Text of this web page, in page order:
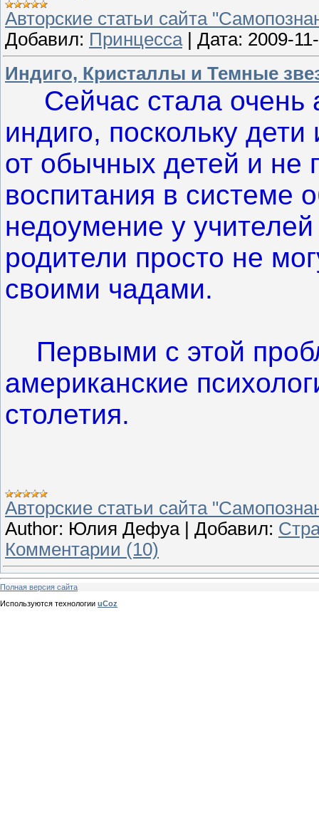
Авторские статьи сайта
Добавил: Принцесса| Дата: 2009-
Индиго, Кристаллы и Темные
Сейчас стала очень
индиго, поскольку
от обычных детей и
воспитания в системе
недоумение у
родители просто не
своими чадами.
Первыми с этой
американские
столетия.
Авторские статьи сайта
Author: Юлия Дефуа| Добавил:
Комментарии (10)
Полная версия сайта
Используются технологии uCoz